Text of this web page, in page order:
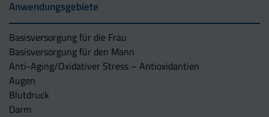
Anwendungsgebiete
Basisversorgung für die Frau
Basisversorgung für den Mann
Anti-Aging/Oxidativer Stress – Antioxidantien
Augen
Blutdruck
Darm